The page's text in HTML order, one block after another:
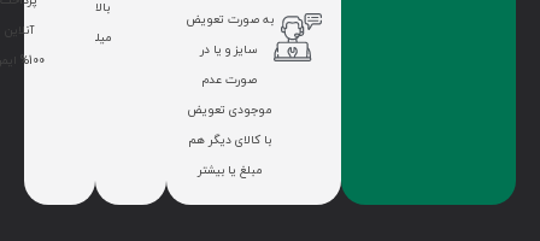
به صورت تعویض
سایز و یا در
صورت عدم
موجودی تعویض
با کالای دیگر هم
مبلغ یا بیشتر
میلیون
آنلاین
100% ایمن